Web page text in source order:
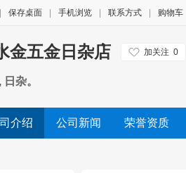
保存桌面 手机浏览 联系方式 购物车
金五金日杂店 加关注 0
杂。
介绍 公司新闻 荣誉资质